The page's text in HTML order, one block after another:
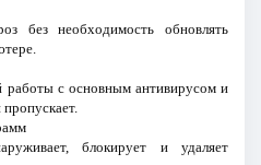
без необходимость обновлять
работы с основным антивирусом и
блокирует и удаляет